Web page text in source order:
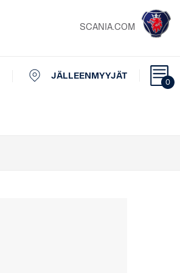
SCANIA.COM
0
JÄLLEENMYYJÄT